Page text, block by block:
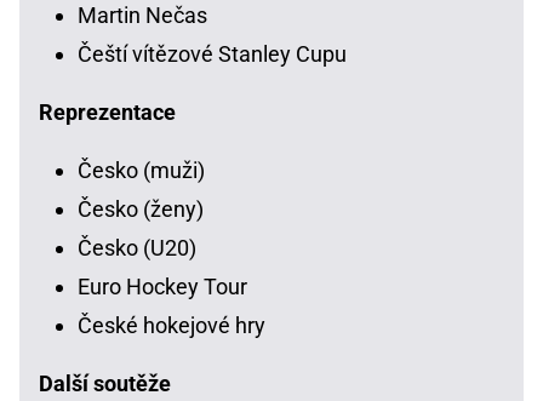
Martin Nečas
Čeští vítězové Stanley Cupu
Reprezentace
Česko (muži)
Česko (ženy)
Česko (U20)
Euro Hockey Tour
České hokejové hry
Další soutěže